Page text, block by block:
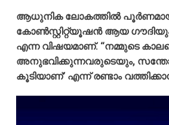
ആധുനിക ലോകത്തിൽ
കോൺസ്റ്റിറ്റ്യൂഷൻ ആയ
എന്ന വിഷയമാണ്. “നമ്മുടെ
അനുഭവിക്കുന്നവരുടെയും,
കൂടിയാണ്’ എന്ന് രണ്ടാം